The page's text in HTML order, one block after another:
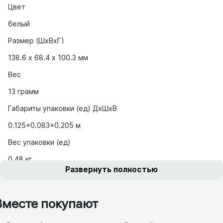
Цвет
белый
Размер (ШхВхГ)
138.6 х 68.4 х 100.3 мм
Вес
13 грамм
Габариты упаковки (ед) ДхШхВ
0.125x0.083x0.205 м
Вес упаковки (ед)
0.48 кг
Развернуть полностью
покупают